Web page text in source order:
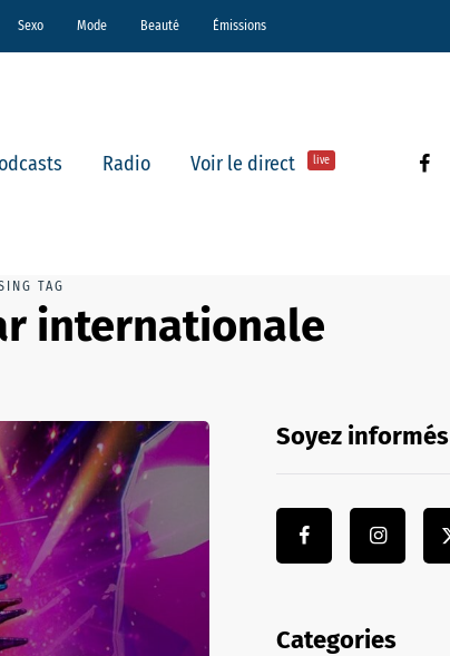
Sexo Mode Beauté Émissions
Radio Voir le direct live
TAG
internationale
Soyez informés
Categories